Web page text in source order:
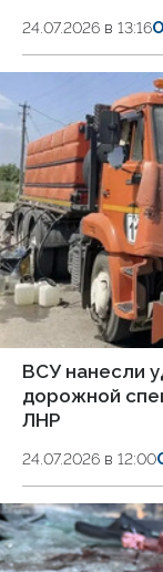
24.07.2026 в 13:16
ВСУ нанесли
дорожной
ЛНР
24.07.2026 в 12:00